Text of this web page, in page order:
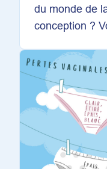
du monde de
conception ?